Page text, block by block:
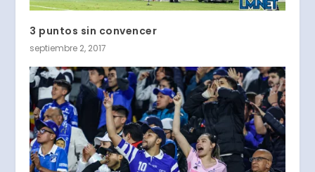
3 puntos sin convencer
septiembre 2, 2017